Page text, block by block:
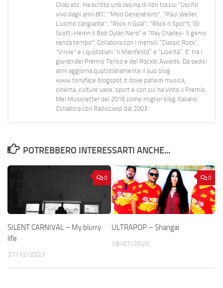
Chao etc. Ha scritto una decina di libri tra cui "Uscito
vivo dagli anni 80", "Mod Generations", "Paul Weller,
L’uomo cangiante", "Rock n Goal", "Rock n Spor"t, Gil
Scott-Heron Il Bob Dylan Nero" e "Ray Charles- Il genio
senza tempo". Collabora con i mensili “Classic Rock”,
"Vinile" e i quotidiani “Il Manifesto” e “Libertà”. E' tra i
giurati del Premio Tenco e del Rockol Awards. Da sedici
anni aggiorna quotidianamente il suo blog
www.tonyface.blogspot.it dove parla di musica,
cinema, culture varie, sport e con cui ha vinto il Premio
Mei Musicletter del 2016 come miglior blog italiano.
Collabora con Radiocoop dal 2003.
POTREBBERO INTERESSARTI ANCHE...
0
SILENT CARNIVAL – My blurry
life
27/12/2023
0
ULTRAPOP – Shangai
18/07/2020